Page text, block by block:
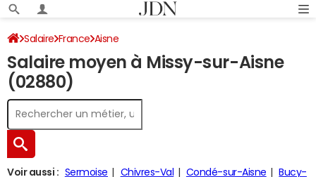
Salaire France Aisne
Salaire moyen à Missy-sur-Aisne
(02880)
Voir aussi : Sermoise Chivres-Val Condé-sur-Aisne
Bucy-